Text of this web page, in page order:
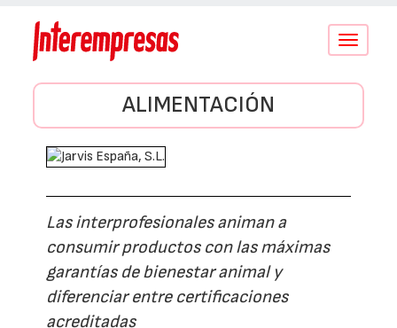
Conmutar
ALIMENTACIÓN
Las interprofesionales animan a
consumir productos con las máximas
garantías de bienestar animal y
diferenciar entre certificaciones
acreditadas